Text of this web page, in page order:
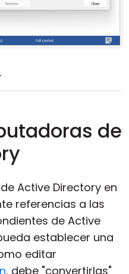
.
de
Active Directory en
referencias a las
de Active
establecer una
editar
, debe "convertirlas"